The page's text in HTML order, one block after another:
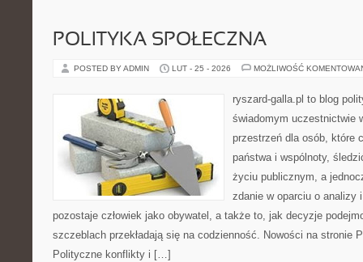
POLITYKA SPOŁECZNA
POSTED BY ADMIN LUT - 25 - 2026 MOŻLIWOŚĆ
ryszard-galla.pl to blog
świadomym uczestnictwie
przestrzeń dla osób, które
państwa i wspólnoty,
życiu publicznym, a
zdanie w oparciu o analizy
pozostaje człowiek jako obywatel, a także to, jak decyzje
szczeblach przekładają się na codzienność. Nowości na stronie
Polityczne konflikty i […]